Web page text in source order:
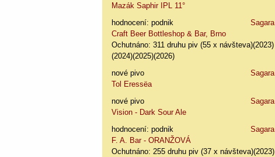
Mazák Saphir IPL 11°
hodnocení: podnik
Sagara
Craft Beer Bottleshop & Bar, Brno
Ochutnáno: 311 druhu piv (55 x návšteva)(2023)
(2024)(2025)(2026)
nové pivo
Sagara
Tol Eressëa
nové pivo
Sagara
Vision - Dark Sour Ale
hodnocení: podnik
Sagara
F. A. Bar - ORANŽOVÁ
Ochutnáno: 255 druhu piv (37 x návšteva)(2023)